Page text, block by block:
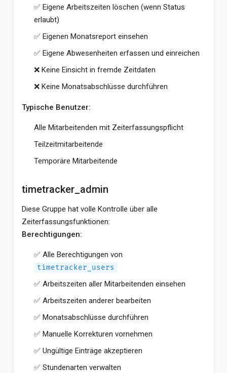
✅ Eigene Arbeitszeiten löschen (wenn Status
erlaubt)
✅ Eigenen Monatsreport einsehen
✅ Eigene Abwesenheiten erfassen und einreichen
❌ Keine Einsicht in fremde Zeitdaten
❌ Keine Monatsabschlüsse durchführen
Typische Benutzer:
Alle Mitarbeitenden mit Zeiterfassungspflicht
Teilzeitmitarbeitende
Temporäre Mitarbeitende
timetracker_admin
Diese Gruppe hat volle Kontrolle über alle
Zeiterfassungsfunktionen:
Berechtigungen:
✅ Alle Berechtigungen von
timetracker_users
✅ Arbeitszeiten aller Mitarbeitenden einsehen
✅ Arbeitszeiten anderer bearbeiten
✅ Monatsabschlüsse durchführen
✅ Manuelle Korrekturen vornehmen
✅ Ungültige Einträge akzeptieren
✅ Stundenarten verwalten